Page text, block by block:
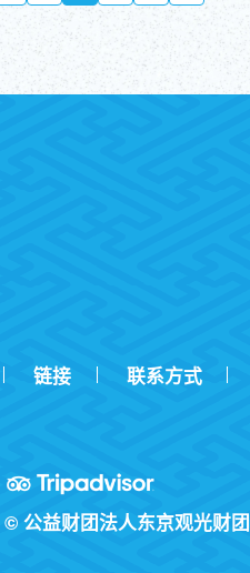
链接 联系方式
公益财团法人东京观光财团